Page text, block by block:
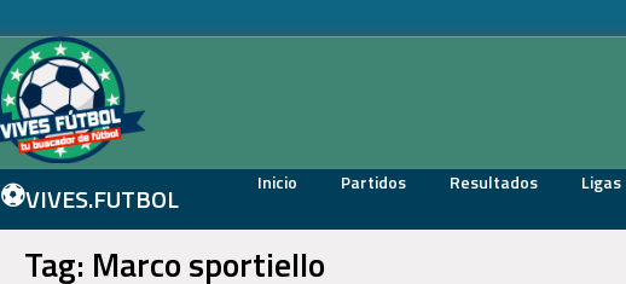
⚽VIVES.FUTBOL Inicio Partidos Resultados Ligas
Tag: Marco sportiello